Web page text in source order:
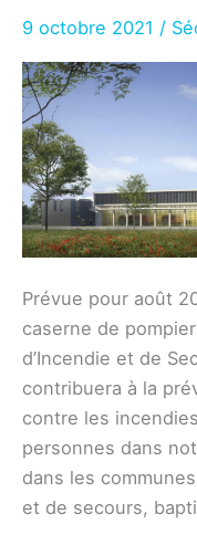
9 octobre 2021 /
Prévue pour août
caserne de
d’Incendie et de
contribuera à la
contre les
personnes dans
dans les
et de secours,